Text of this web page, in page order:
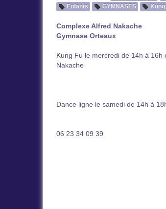
Enfants
GYMNASES
Complexe Alfred Nakache
Gymnase Orteaux
Kung Fu le mercredi de 14h à 16h
Nakache
Dance ligne le samedi de 14h à
06 23 34 09 39